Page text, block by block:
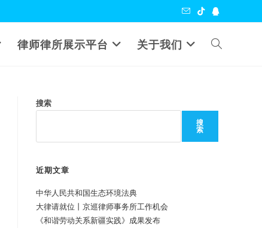
律师律所展示平台 关于我们 Toggle
搜索
搜
索
近期文章
中华人民共和国生态环境法典
大律请就位丨京巡律师事务所工作机会
《和谐劳动关系新疆实践》成果发布